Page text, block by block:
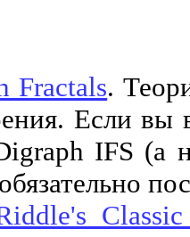
Fractals.
Если вы
IFS (а